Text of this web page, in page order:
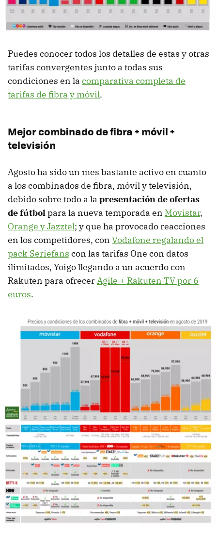
Puedes conocer todos los detalles de estas y otras
tarifas convergentes junto a todas sus
condiciones en la comparativa completa de
tarifas de fibra y móvil.
Mejor combinado de fibra + móvil +
televisión
Agosto ha sido un mes bastante activo en cuanto
a los combinados de fibra, móvil y televisión,
debido sobre todo a la presentación de ofertas
de fútbolpara la nueva temporada en Movistar,
Orange y Jazztel; y que ha provocado reacciones
en los competidores, con Vodafone regalando el
pack Seriefans con las tarifas One con datos
ilimitados, Yoigo llegando a un acuerdo con
Rakuten para ofrecerAgile + Rakuten TV por 6
euros.